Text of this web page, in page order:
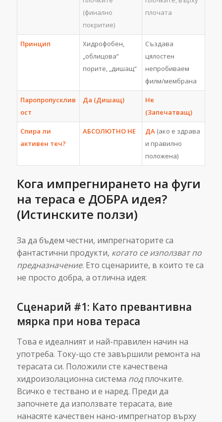
(финално
покритие)
плочата
Принцип
Хидрофобен,
„облицова“
порите, „дишащ“
Създава
цялостен
непробиваем
филм/мембрана
Паропропусклив
ост
Да (Дишащ)
Не
(Запечатващ)
Спира ли
активен теч?
АБСОЛЮТНО НЕ ДА (ако е здрава
и правилно
положена)
Кога импрегнирането на фуги
на тераса е ДОБРА идея?
(Истинските ползи)
За да бъдем честни, импрегнаторите са
фантастични продукти, когато се използват по
предназначение. Ето сценариите, в които те са
не просто добра, а отлична идея:
Сценарий #1: Като превантивна
мярка при нова тераса
Това е идеалният и най-правилен начин на
употреба. Току-що сте завършили ремонта на
терасата си. Положили сте качествена
хидроизолационна система подплочките.
Всичко е тествано и е наред. Преди да
започнете да използвате терасата, вие
нанасяте качествен нано-импрегнатор върху